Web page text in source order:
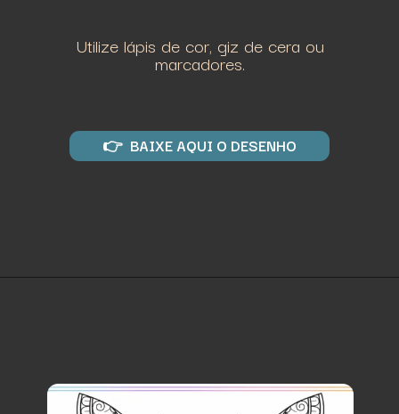
Utilize lápis de cor, giz de cera ou
marcadores.
👉 BAIXE AQUI O DESENHO